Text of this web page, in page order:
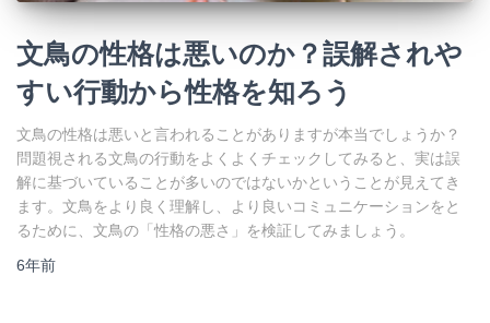
文鳥の性格は悪いのか？誤解されや
すい行動から性格を知ろう
文鳥の性格は悪いと言われることがありますが本当でしょうか？
問題視される文鳥の行動をよくよくチェックしてみると、実は誤
解に基づいていることが多いのではないかということが見えてき
ます。文鳥をより良く理解し、より良いコミュニケーションをと
るために、文鳥の「性格の悪さ」を検証してみましょう。
6年前